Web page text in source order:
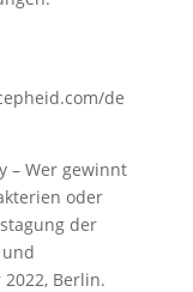
de
– Wer gewinnt
oder
der
Berlin.